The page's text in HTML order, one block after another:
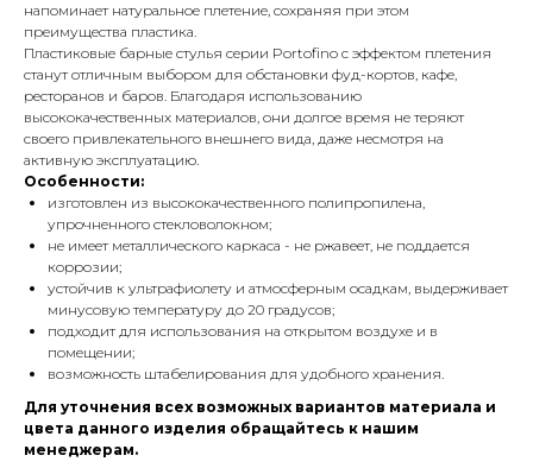
напоминает натуральное плетение, сохраняя при этом
преимущества пластика.
Пластиковые барные стулья серии Portofino с эффектом плетения
станут отличным выбором для обстановки фуд-кортов, кафе,
ресторанов и баров. Благодаря использованию
высококачественных материалов, они долгое время не теряют
своего привлекательного внешнего вида, даже несмотря на
активную эксплуатацию.
Особенности:
изготовлен из высококачественного полипропилена,
упрочненного стекловолокном;
не имеет металлического каркаса - не ржавеет, не поддается
коррозии;
устойчив к ультрафиолету и атмосферным осадкам, выдерживает
минусовую температуру до 20 градусов;
подходит для использования на открытом воздухе и в
помещении;
возможность штабелирования для удобного хранения.
Для уточнения всех возможных вариантов материала и
цвета данного изделия обращайтесь к нашим
менеджерам.